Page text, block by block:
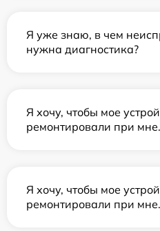
Я уже знаю, в чем
нужна диагностика?
Я хочу, чтобы мое
ремонтировали при мне.
Я хочу, чтобы мое
ремонтировали при мне.